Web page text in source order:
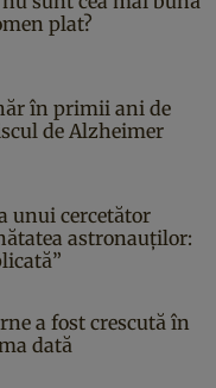
plat?
în primii ani de
de Alzheimer
unui cercetător
astronauților:
a fost crescută în
dată